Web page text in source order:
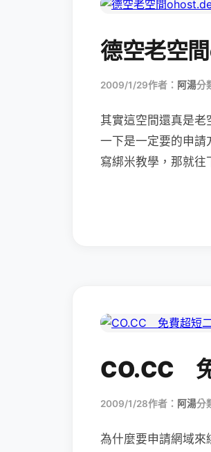
德空老空
2009/1/29作者： 阿湯分
其實這空間還真是
一下是一定要的申請
寫綁米教學，那就往
CO.CC
2009/1/28作者： 阿湯分
為什麼要申請網域來